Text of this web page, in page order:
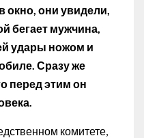
окно, они увидели,
бегает мужчина,
удары ножом и
Сразу же
перед этим он
комитете,